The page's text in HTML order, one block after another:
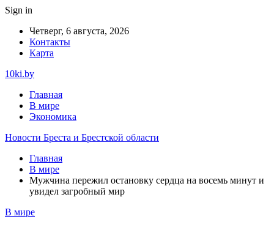
Sign in
Четверг, 6 августа, 2026
Контакты
Карта
10ki.by
Главная
В мире
Экономика
Новости Бреста и Брестской области
Главная
В мире
Мужчина пережил остановку сердца на восемь минут и
увидел загробный мир
В мире